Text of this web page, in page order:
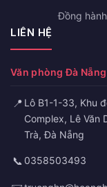
Đồng
LIÊN HỆ
Văn phòng Đà Nẵng
📍 Lô B1-1-33, Khu
Complex, Lê Văn
Trà, Đà Nẵng
📞 0358503493